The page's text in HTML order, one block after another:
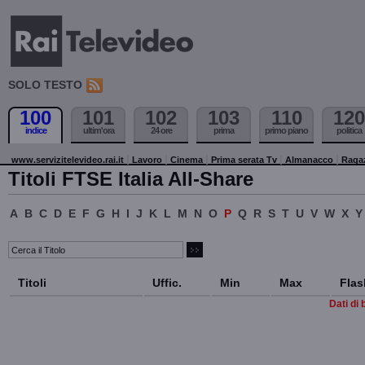
SOLO TESTO
100
indice
101
ultim'ora
102
24 ore
103
prima
110
primo piano
120
politica
www.servizitelevideo.rai.it Lavoro Cinema Prima serata Tv Almanacco
Titoli FTSE Italia All-Share
A B C D E F G H I J K L M N O P Q R S T U V W X Y
Titoli Uffic. Min Max
Dati di